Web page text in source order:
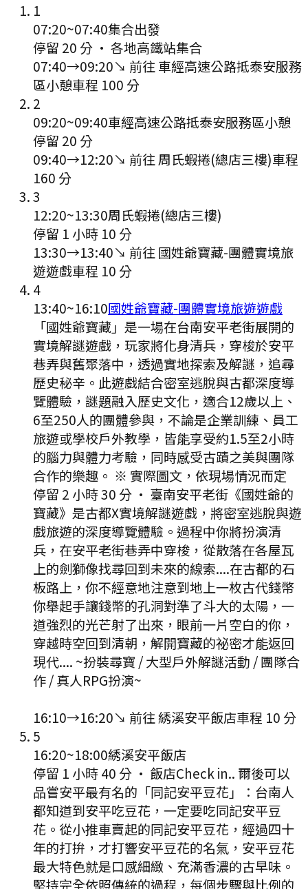
1
07:20~07:40集合出發
停留 20 分 · 各地高鐵站集合
07:40→09:20↘ 前往 車經高速公路抵泰安服務
區小憩車程 100 分
2
09:20~09:40車經高速公路抵泰安服務區小憩
停留 20 分
09:40→12:20↘ 前往 周氏蝦捲(總店三樓)車程
160 分
3
12:20~13:30周氏蝦捲(總店三樓)
停留 1 小時 10 分
13:30→13:40↘ 前往 國姓爺寶藏-團體實境旅
遊遊戲車程 10 分
4
13:40~16:10國姓爺寶藏-團體實境旅遊遊戲
「國姓爺寶藏」是一場在台南安平老街展開的
實境解謎遊戲，玩家將化身清兵，穿梭於安平
巷弄與舊聚落中，透過實地探索及解謎，追尋
歷史秘辛。此遊戲結合密室逃脫與古都深度導
覽體驗，謎題融入歷史文化，適合12歲以上、
6至250人的團體參與，不論是企業訓練、員工
旅遊或學校戶外教學，皆能享受約1.5至2小時
的腦力與體力考驗，同時感受古蹟之美與團隊
合作的樂趣。 ※ 實際圖文，依現場情況而定
停留 2 小時 30 分 · 臺南安平老街《國姓爺的
寶藏》是古都X實境解謎遊戲，將密室逃脫與遊
戲旅遊的深度導覽體驗。過程中你將扮演清
兵，在安平老街巷弄中穿梭，從散落在各屋瓦
上的劍獅像找尋回到未來的線索....在古都的石
板路上，你不經意地注意到地上一枚古代錢幣
你舉起手讓錢幣的孔洞對準了斗大的太陽，一
道強烈的光芒射了出來，眼前一片空白的你，
穿越時空回到清朝，解開寶藏的祕密才能返回
現代.... ~扮裝尋寶 / 大型戶外解謎活動 / 團隊合
作 / 真人RPG扮演~
16:10→16:20↘ 前往綉溪安平飯店車程 10 分
5
16:20~18:00綉溪安平飯店
停留 1 小時 40 分 · 飯店Check in.. 爾後可以
品嘗安平最有名的「同記安平豆花」：台南人
都知道到安平吃豆花，一定要吃同記安平豆
花。從小推車賣起的同記安平豆花，經過四十
年的打拚，才打響安平豆花的名氣，安平豆花
最大特色就是口感細緻、充滿香濃的古早味。
堅持完全依照傳統的過程，每個步驟與比例的